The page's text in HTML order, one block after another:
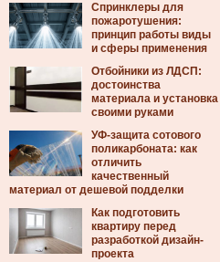
Спринклеры для
пожаротушения:
принцип работы виды
и сферы применения
Отбойники из ЛДСП:
достоинства
материала и установка
своими руками
УФ-защита сотового
поликарбоната: как
отличить
качественный
материал от дешевой подделки
Как подготовить
квартиру перед
разработкой дизайн-
проекта